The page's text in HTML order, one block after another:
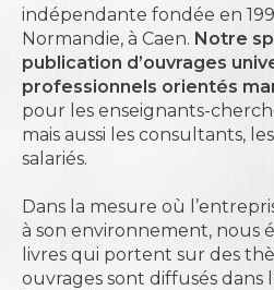
indépendante fondée en
Normandie, à Caen. Notre
publication d’ouvrages
professionnels orientés
pour les enseignants-
mais aussi les consultants,
salariés.
Dans la mesure où
à son environnement, nous
livres qui portent sur des
ouvrages sont diffusés dans